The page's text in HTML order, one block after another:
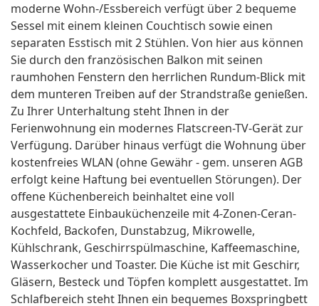
moderne Wohn-/Essbereich verfügt über 2 bequeme
Sessel mit einem kleinen Couchtisch sowie einen
separaten Esstisch mit 2 Stühlen. Von hier aus können
Sie durch den französischen Balkon mit seinen
raumhohen Fenstern den herrlichen Rundum-Blick mit
dem munteren Treiben auf der Strandstraße genießen.
Zu Ihrer Unterhaltung steht Ihnen in der
Ferienwohnung ein modernes Flatscreen-TV-Gerät zur
Verfügung. Darüber hinaus verfügt die Wohnung über
kostenfreies WLAN (ohne Gewähr - gem. unseren AGB
erfolgt keine Haftung bei eventuellen Störungen). Der
offene Küchenbereich beinhaltet eine voll
ausgestattete Einbauküchenzeile mit 4-Zonen-Ceran-
Kochfeld, Backofen, Dunstabzug, Mikrowelle,
Kühlschrank, Geschirrspülmaschine, Kaffeemaschine,
Wasserkocher und Toaster. Die Küche ist mit Geschirr,
Gläsern, Besteck und Töpfen komplett ausgestattet. Im
Schlafbereich steht Ihnen ein bequemes Boxspringbett